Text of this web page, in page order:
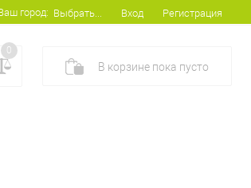
город: Выбрать... Вход Регистрация
0
В корзине пока пусто